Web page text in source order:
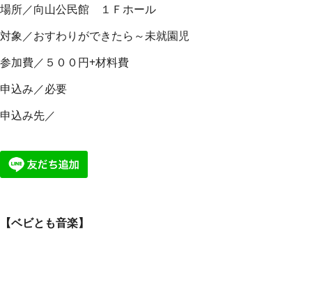
場所／向山公民館 １Ｆホール
対象／おすわりができたら～未就園児
参加費／５００円+材料費
申込み／必要
申込み先／
【ベビとも音楽】